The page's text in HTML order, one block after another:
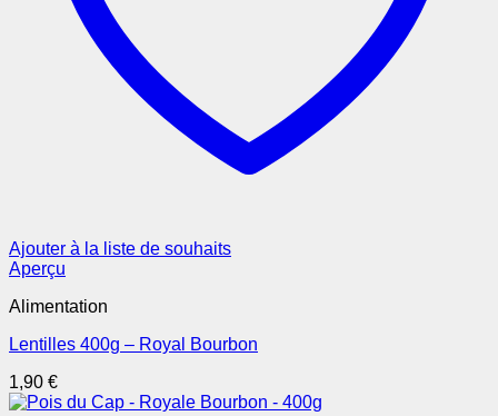
Ajouter à la liste de souhaits
Aperçu
Alimentation
Lentilles 400g – Royal Bourbon
1,90 €